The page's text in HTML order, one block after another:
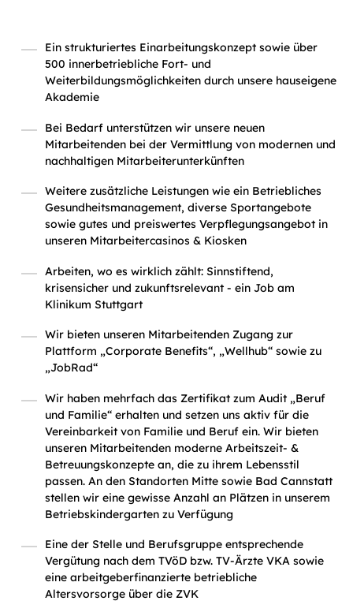
Ein strukturiertes Einarbeitungskonzept sowie über
500 innerbetriebliche Fort- und
Weiterbildungsmöglichkeiten durch unsere hauseigene
Akademie
Bei Bedarf unterstützen wir unsere neuen
Mitarbeitenden bei der Vermittlung von modernen und
nachhaltigen Mitarbeiterunterkünften
Weitere zusätzliche Leistungen wie ein Betriebliches
Gesundheitsmanagement, diverse Sportangebote
sowie gutes und preiswertes Verpflegungsangebot in
unseren Mitarbeitercasinos & Kiosken
Arbeiten, wo es wirklich zählt: Sinnstiftend,
krisensicher und zukunftsrelevant - ein Job am
Klinikum Stuttgart
Wir bieten unseren Mitarbeitenden Zugang zur
Plattform „Corporate Benefits“, „Wellhub“ sowie zu
„JobRad“
Wir haben mehrfach das Zertifikat zum Audit „Beruf
und Familie“ erhalten und setzen uns aktiv für die
Vereinbarkeit von Familie und Beruf ein. Wir bieten
unseren Mitarbeitenden moderne Arbeitszeit- &
Betreuungskonzepte an, die zu ihrem Lebensstil
passen. An den Standorten Mitte sowie Bad Cannstatt
stellen wir eine gewisse Anzahl an Plätzen in unserem
Betriebskindergarten zu Verfügung
Eine der Stelle und Berufsgruppe entsprechende
Vergütung nach dem TVöD bzw. TV-Ärzte VKA sowie
eine arbeitgeberfinanzierte betriebliche
Altersvorsorge über die ZVK